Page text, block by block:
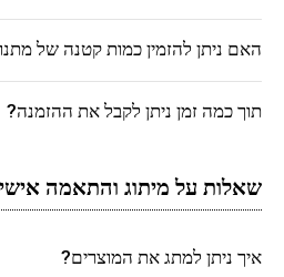
האם ניתן להזמין כמות קטנה של
תוך כמה זמן ניתן לקבל את ההזמנה?
שאלות על מיתוג והתאמה
איך ניתן למתג את המוצרים?